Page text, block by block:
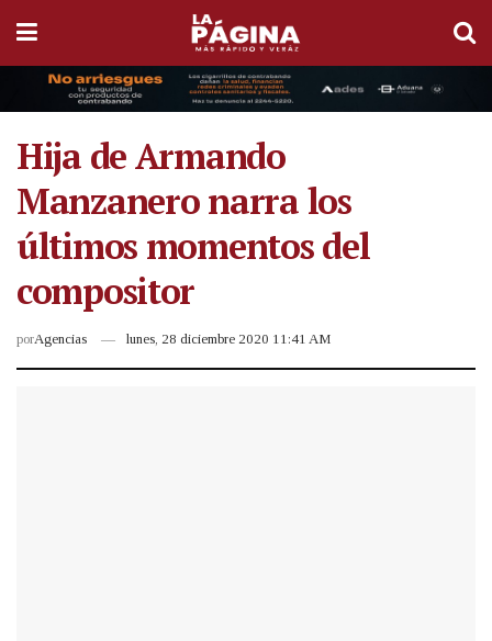
Hija de Armando
Manzanero narra los
últimos momentos del
compositor
porAgencias lunes, 28 diciembre 2020 11:41 AM